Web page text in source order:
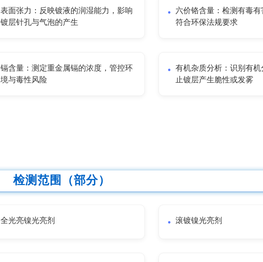
表面张力：反映镀液的润湿能力，影响
镀层针孔与气泡的产生
六价铬含量：检测有毒
符合环保法规要求
镉含量：测定重金属镉的浓度，管控环
境与毒性风险
有机杂质分析：识别有
止镀层产生脆性或发雾
检测范围（部分）
全光亮镍光亮剂 滚镀镍光亮剂